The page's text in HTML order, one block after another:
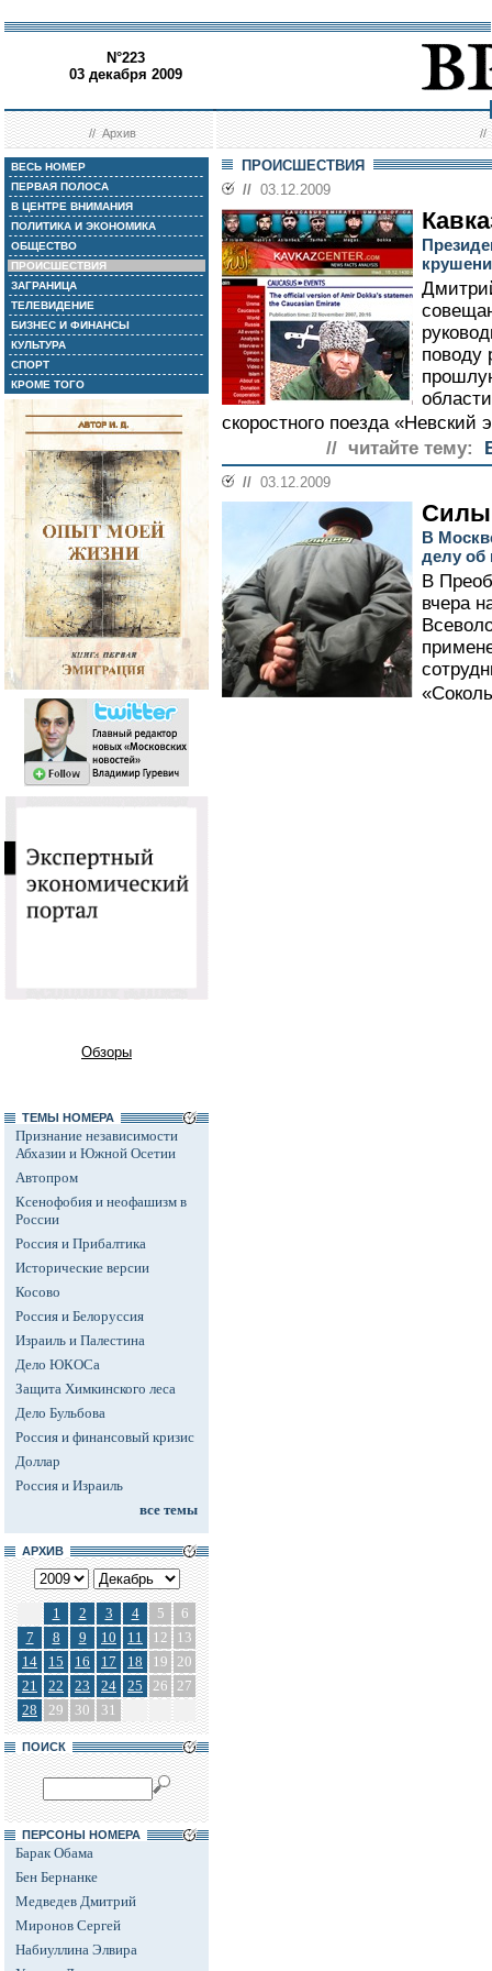
N°223
03 декабря 2009
//Архив //
ВЕСЬ НОМЕР
ПЕРВАЯ ПОЛОСА
В ЦЕНТРЕ ВНИМАНИЯ
ПОЛИТИКА И ЭКОНОМИКА
ОБЩЕСТВО
ПРОИСШЕСТВИЯ
ЗАГРАНИЦА
ТЕЛЕВИДЕНИЕ
БИЗНЕС И ФИНАНСЫ
КУЛЬТУРА
СПОРТ
КРОМЕ ТОГО
Обзоры
ТЕМЫ НОМЕРА
Признание независимости
Абхазии и Южной Осетии
Автопром
Ксенофобия и неофашизм в
России
Россия и Прибалтика
Исторические версии
Косово
Россия и Белоруссия
Израиль и Палестина
Дело ЮКОСа
Защита Химкинского леса
Дело Бульбова
Россия и финансовый кризис
Доллар
Россия и Израиль
все темы
АРХИВ
1 2 3 4 5
6
7
8 9 10 11 12
13
14
15 16 17 18 19 20
21
22 23 24 25 26 27
28
29 30 31
ПОИСК
ПЕРСОНЫ НОМЕРА
Барак Обама
Бен Бернанке
Медведев Дмитрий
Миронов Сергей
Набиуллина Элвира
ПРОИСШЕСТВИЯ
// 03.12.2009
поводу
скоростного поезда «Невский
// читайте тему:
// 03.12.2009
Силы
В
делу об
В
вчера